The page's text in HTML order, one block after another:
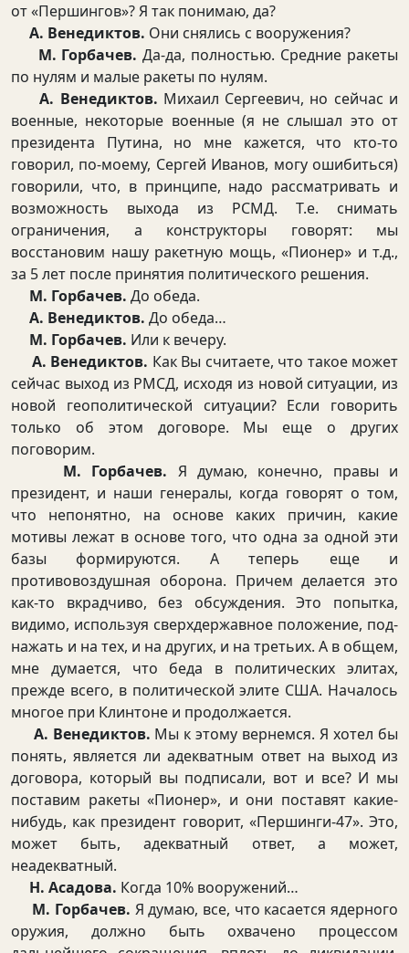
от «Першингов»? Я так понимаю, да?
А. Венедиктов. Они снялись с вооружения?
М. Горбачев. Да-да, полностью. Средние ракеты
по нулям и малые ракеты по нулям.
А. Венедиктов. Михаил Сергеевич, но сейчас и
военные, некоторые военные (я не слышал это от
президента Путина, но мне кажется, что кто-то
говорил, по-моему, Сергей Иванов, могу ошибиться)
говорили, что, в принципе, надо рассматривать и
возможность выхода из РСМД. Т.е. снимать
ограничения, а конструкторы говорят: мы
восстановим нашу ракетную мощь, «Пионер» и т.д.,
за 5 лет после принятия политического решения.
М. Горбачев. До обеда.
А. Венедиктов. До обеда…
М. Горбачев. Или к вечеру.
А. Венедиктов. Как Вы считаете, что такое может
сейчас выход из РМСД, исходя из новой ситуации, из
новой геополитической ситуации? Если говорить
только об этом договоре. Мы еще о других
поговорим.
М. Горбачев. Я думаю, конечно, правы и
президент, и наши генералы, когда говорят о том,
что непонятно, на основе каких причин, какие
мотивы лежат в основе того, что одна за одной эти
базы формируются. А теперь еще и
противовоздушная оборона. Причем делается это
как-то вкрадчиво, без обсуждения. Это попытка,
видимо, используя сверхдержавное положение, под-
нажать и на тех, и на других, и на третьих. А в общем,
мне думается, что беда в политических элитах,
прежде всего, в политической элите США. Началось
многое при Клинтоне и продолжается.
А. Венедиктов. Мы к этому вернемся. Я хотел бы
понять, является ли адекватным ответ на выход из
договора, который вы подписали, вот и все? И мы
поставим ракеты «Пионер», и они поставят какие-
нибудь, как президент говорит, «Першинги-47». Это,
может быть, адекватный ответ, а может,
неадекватный.
Н. Асадова. Когда 10% вооружений…
М. Горбачев. Я думаю, все, что касается ядерного
оружия, должно быть охвачено процессом